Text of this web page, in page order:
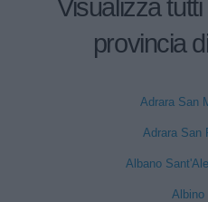
Visualizza
provincia
Adrara San
Adrara San
Albano
Albino